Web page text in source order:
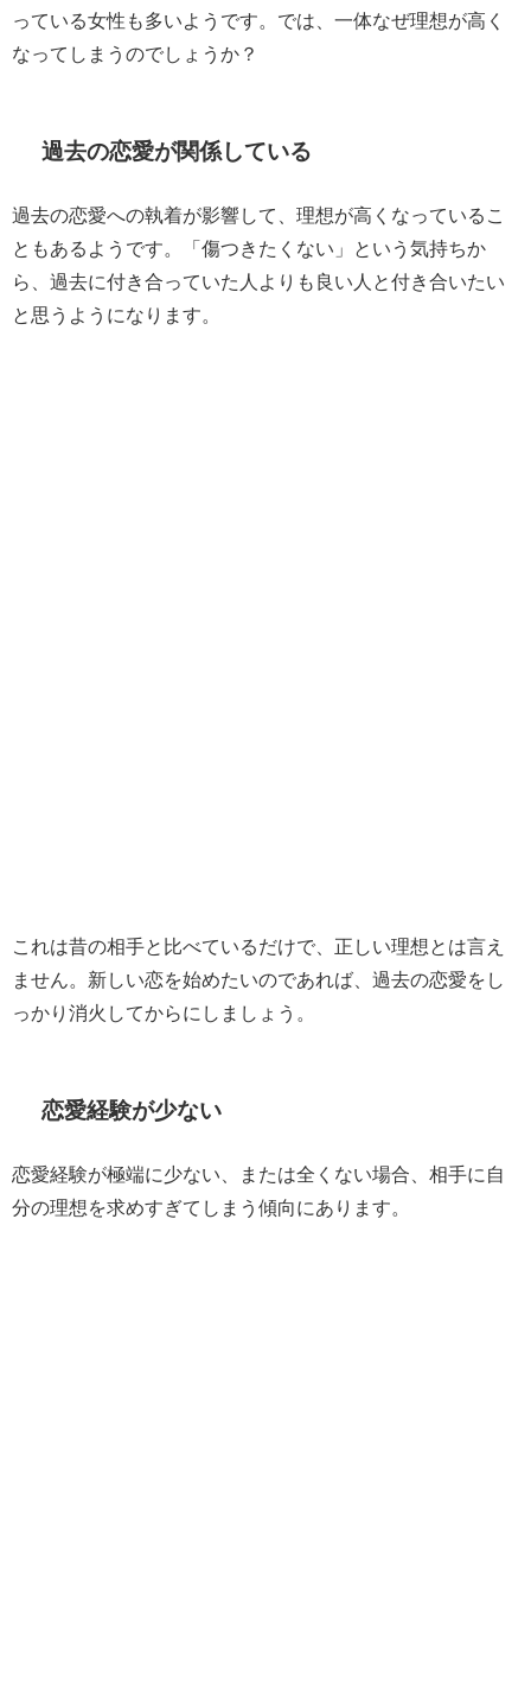
っている女性も多いようです。では、一体なぜ理想が高く
なってしまうのでしょうか？
過去の恋愛が関係している
過去の恋愛への執着が影響して、理想が高くなっているこ
ともあるようです。「傷つきたくない」という気持ちか
ら、過去に付き合っていた人よりも良い人と付き合いたい
と思うようになります。
これは昔の相手と比べているだけで、正しい理想とは言え
ません。新しい恋を始めたいのであれば、過去の恋愛をし
っかり消火してからにしましょう。
恋愛経験が少ない
恋愛経験が極端に少ない、または全くない場合、相手に自
分の理想を求めすぎてしまう傾向にあります。